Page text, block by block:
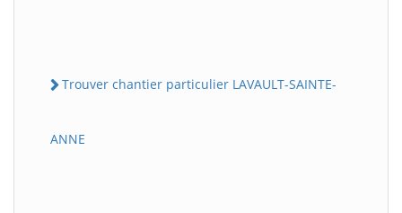
Trouver chantier particulier LAVAULT-SAINTE-
ANNE